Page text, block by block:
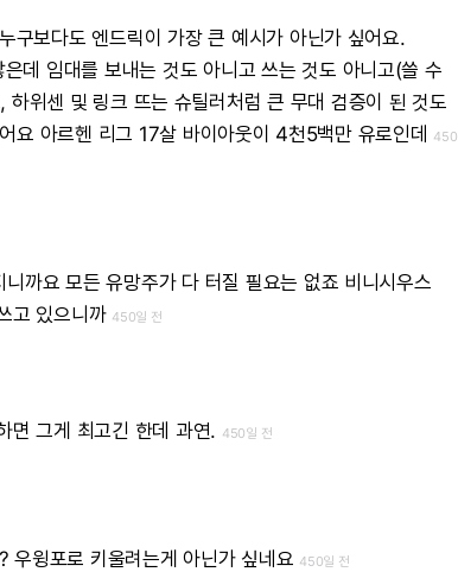
누구보다도 엔드릭이 가장 큰 예시가 아닌가 싶어요.
은데 임대를 보내는 것도 아니고 쓰는 것도 아니고(쓸 수
하위센 및 링크 뜨는 슈틸러처럼 큰 무대 검증이 된 것도
요 아르헨 리그 17살 바이아웃이 4천5백만 유로인데
450
니까요 모든 유망주가 다 터질 필요는 없죠 비니시우스
고 있으니까 450일 전
면 그게 최고긴 한데 과연. 450일 전
우윙포로 키울려는게 아닌가 싶네요 450일 전